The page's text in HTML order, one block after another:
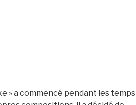
» a commencé pendant les temps